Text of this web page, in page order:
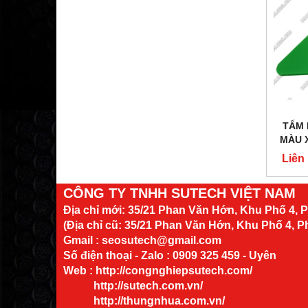
TẤM
MÀU
Liên
CÔNG TY TNHH SUTECH VIỆT NAM
Địa chỉ mới: 35/21 Phan Văn Hớn, Khu Phố 4,
(Địa chỉ cũ: 35/21 Phan Văn Hớn, Khu Phố 4,
Gmail : seosutech@gmail.com
Số điện thoại - Zalo : 0909 325 459 - Uyên
Web : http://congnghiepsutech.com/
http://sutech.com.vn/
http://thungnhua.com.vn/